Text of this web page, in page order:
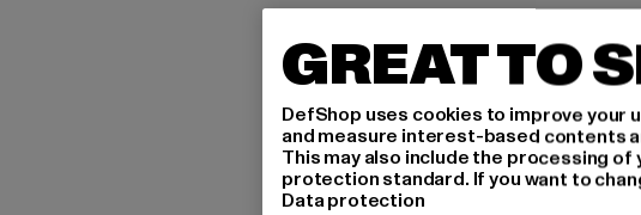
GREAT TO
DefShop uses cookies to improve your
and measure interest-based contents
This may also include the processing of
protection standard. If you want to
Data protection